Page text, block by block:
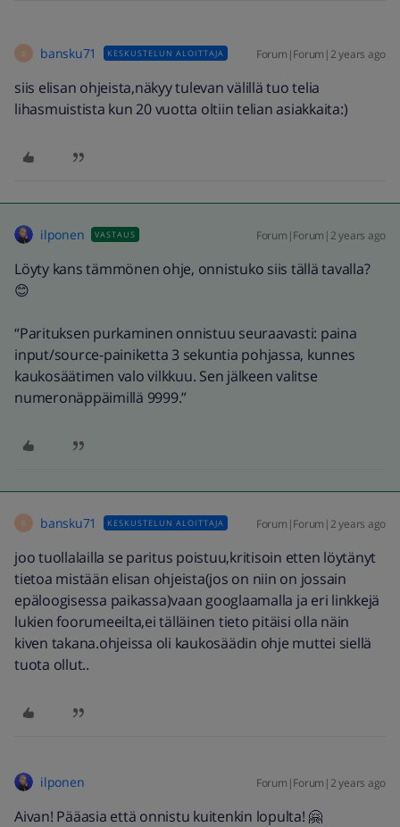
B bansku71 KESKUSTELUN ALOITTAJA Forum|Forum|2 years ago
siis elisan ohjeista,näkyy tulevan välillä tuo telia
lihasmuistista kun 20 vuotta oltiin telian asiakkaita:)
ilponen VASTAUS Forum|Forum|2 years ago
Löyty kans tämmönen ohje, onnistuko siis tällä tavalla?
😊
“Parituksen purkaminen onnistuu seuraavasti: paina
input/source-painiketta 3 sekuntia pohjassa, kunnes
kaukosäätimen valo vilkkuu. Sen jälkeen valitse
numeronäppäimillä 9999.”
B bansku71 KESKUSTELUN ALOITTAJA Forum|Forum|2 years ago
joo tuollalailla se paritus poistuu,kritisoin etten löytänyt
tietoa mistään elisan ohjeista(jos on niin on jossain
epäloogisessa paikassa)vaan googlaamalla ja eri linkkejä
lukien foorumeeilta,ei tälläinen tieto pitäisi olla näin
kiven takana.ohjeissa oli kaukosäädin ohje muttei siellä
tuota ollut..
ilponen Forum|Forum|2 years ago
Aivan! Pääasia että onnistu kuitenkin lopulta! 🤗